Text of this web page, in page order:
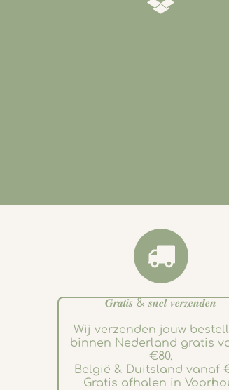
𝑮𝒓𝒂𝒕𝒊𝒔 & 𝒔𝒏𝒆𝒍 𝒗𝒆𝒓𝒛𝒆𝒏𝒅𝒆𝒏
Wij verzenden jouw
binnen Nederland gratis
€80.
België & Duitsland vanaf
Gratis afhalen in